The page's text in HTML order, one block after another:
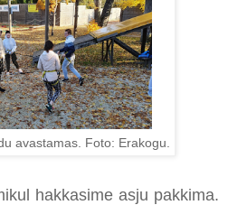
avastamas. Foto: Erakogu.
hakkasime asju pakkima.